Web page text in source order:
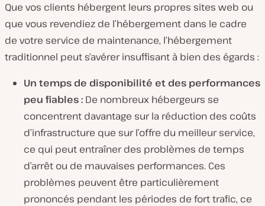
Que vos clients hébergent leurs propres sites web ou
que vous revendiez de l’hébergement dans le cadre
de votre service de maintenance, l’hébergement
traditionnel peut s’avérer insuffisant à bien des égards :
Un temps de disponibilité et des performances
peu fiables : De nombreux hébergeurs se
concentrent davantage sur la réduction des coûts
d’infrastructure que sur l’offre du meilleur service,
ce qui peut entraîner des problèmes de temps
d’arrêt ou de mauvaises performances. Ces
problèmes peuvent être particulièrement
prononcés pendant les périodes de fort trafic, ce